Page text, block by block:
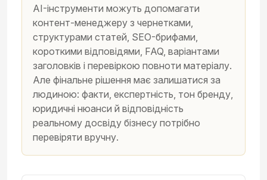
AI-інструменти можуть допомагати
контент-менеджеру з чернетками,
структурами статей, SEO-брифами,
короткими відповідями, FAQ, варіантами
заголовків і перевіркою повноти матеріалу.
Але фінальне рішення має залишатися за
людиною: факти, експертність, тон бренду,
юридичні нюанси й відповідність
реальному досвіду бізнесу потрібно
перевіряти вручну.